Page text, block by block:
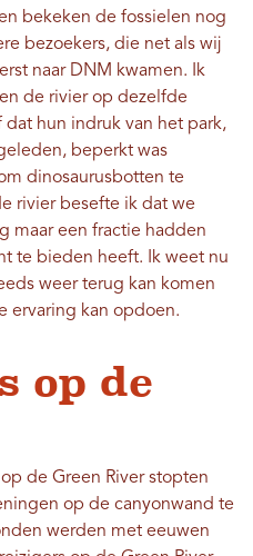
bekeken de fossielen nog
bezoekers, die net als wij
naar DNM kwamen. Ik
de rivier op dezelfde
dat hun indruk van het park,
beperkt was
dinosaurusbotten te
rivier besefte ik dat we
maar een fractie hadden
te bieden heeft. Ik weet nu
weer terug kan komen
ervaring kan opdoen.
op de
de Green River stopten
op de canyonwand te
werden met eeuwen